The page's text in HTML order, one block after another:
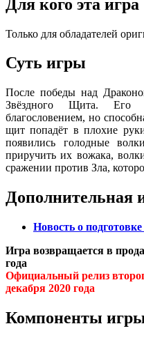
Для кого эта игра
Только для обладателей
Суть игры
После победы над
Звёздного Щита. Его
благословением, но
щит попадёт в плохие
появились голодные
приручить их вожака,
сражении против Зла,
Дополнительная
Новость о
Игра возвращается в
года
Официальный релиз
декабря 2020 года
Компоненты